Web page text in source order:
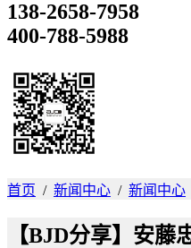
138-2658-7958
400-788-5988
首页 / 新闻中心 / 新闻中心
【BJD分享】安藤